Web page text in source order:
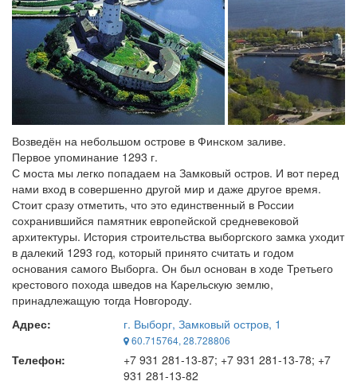
Возведён на небольшом острове в Финском заливе.
Первое упоминание 1293 г.
С моста мы легко попадаем на Замковый остров. И вот перед
нами вход в совершенно другой мир и даже другое время.
Стоит сразу отметить, что это единственный в России
сохранившийся памятник европейской средневековой
архитектуры. История строительства выборгского замка уходит
в далекий 1293 год, который принято считать и годом
основания самого Выборга. Он был основан в ходе Третьего
крестового похода шведов на Карельскую землю,
принадлежащую тогда Новгороду.
Адрес:
г. Выборг, Замковый остров, 1
60.715764, 28.728806
Телефон:
+7 931 281-13-87; +7 931 281-13-78; +7
931 281-13-82